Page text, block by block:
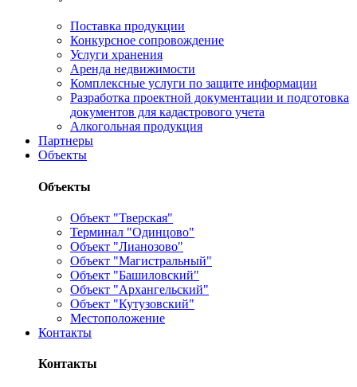
Поставка продукции
Конкурсное сопровождение
Услуги хранения
Аренда недвижимости
Комплексные услуги по защите информации
Разработка проектной документации и подготовка
документов для кадастрового учета
Алкогольная продукция
Партнеры
Объекты
Объекты
Объект "Тверская"
Терминал "Одинцово"
Объект "Лианозово"
Объект "Магистральный"
Объект "Башиловский"
Объект "Архангельский"
Объект "Кутузовский"
Местоположение
Контакты
Контакты